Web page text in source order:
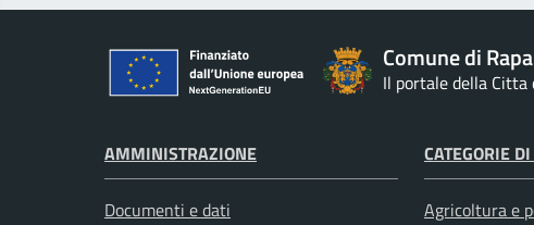
Comune di
Il portale della
AMMINISTRAZIONE
Documenti e dati
CATEGORIE
Agricoltura e